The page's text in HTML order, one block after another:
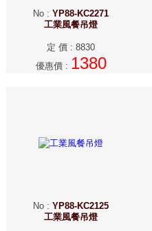
No : YP88-KC2271
工業風餐吊燈
定 價 : 8830
優惠價: 1380
No : YP88-KC2125
工業風餐吊燈